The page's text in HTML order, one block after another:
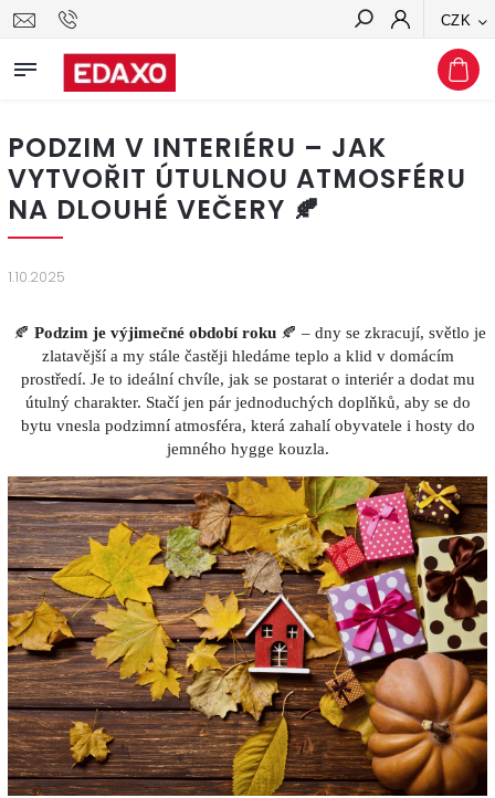
CZK
Hledat
PODZIM V INTERIÉRU – JAK
VYTVOŘIT ÚTULNOU ATMOSFÉRU
NA DLOUHÉ VEČERY 🍂
1.10.2025
🍂 Podzim je výjimečné období roku 🍂 – dny se zkracují, světlo je
zlatavější a my stále častěji hledáme teplo a klid v domácím
prostředí. Je to ideální chvíle, jak se postarat o interiér a dodat mu
útulný charakter. Stačí jen pár jednoduchých doplňků, aby se do
bytu vnesla podzimní atmosféra, která zahalí obyvatele i hosty do
jemného hygge kouzla.